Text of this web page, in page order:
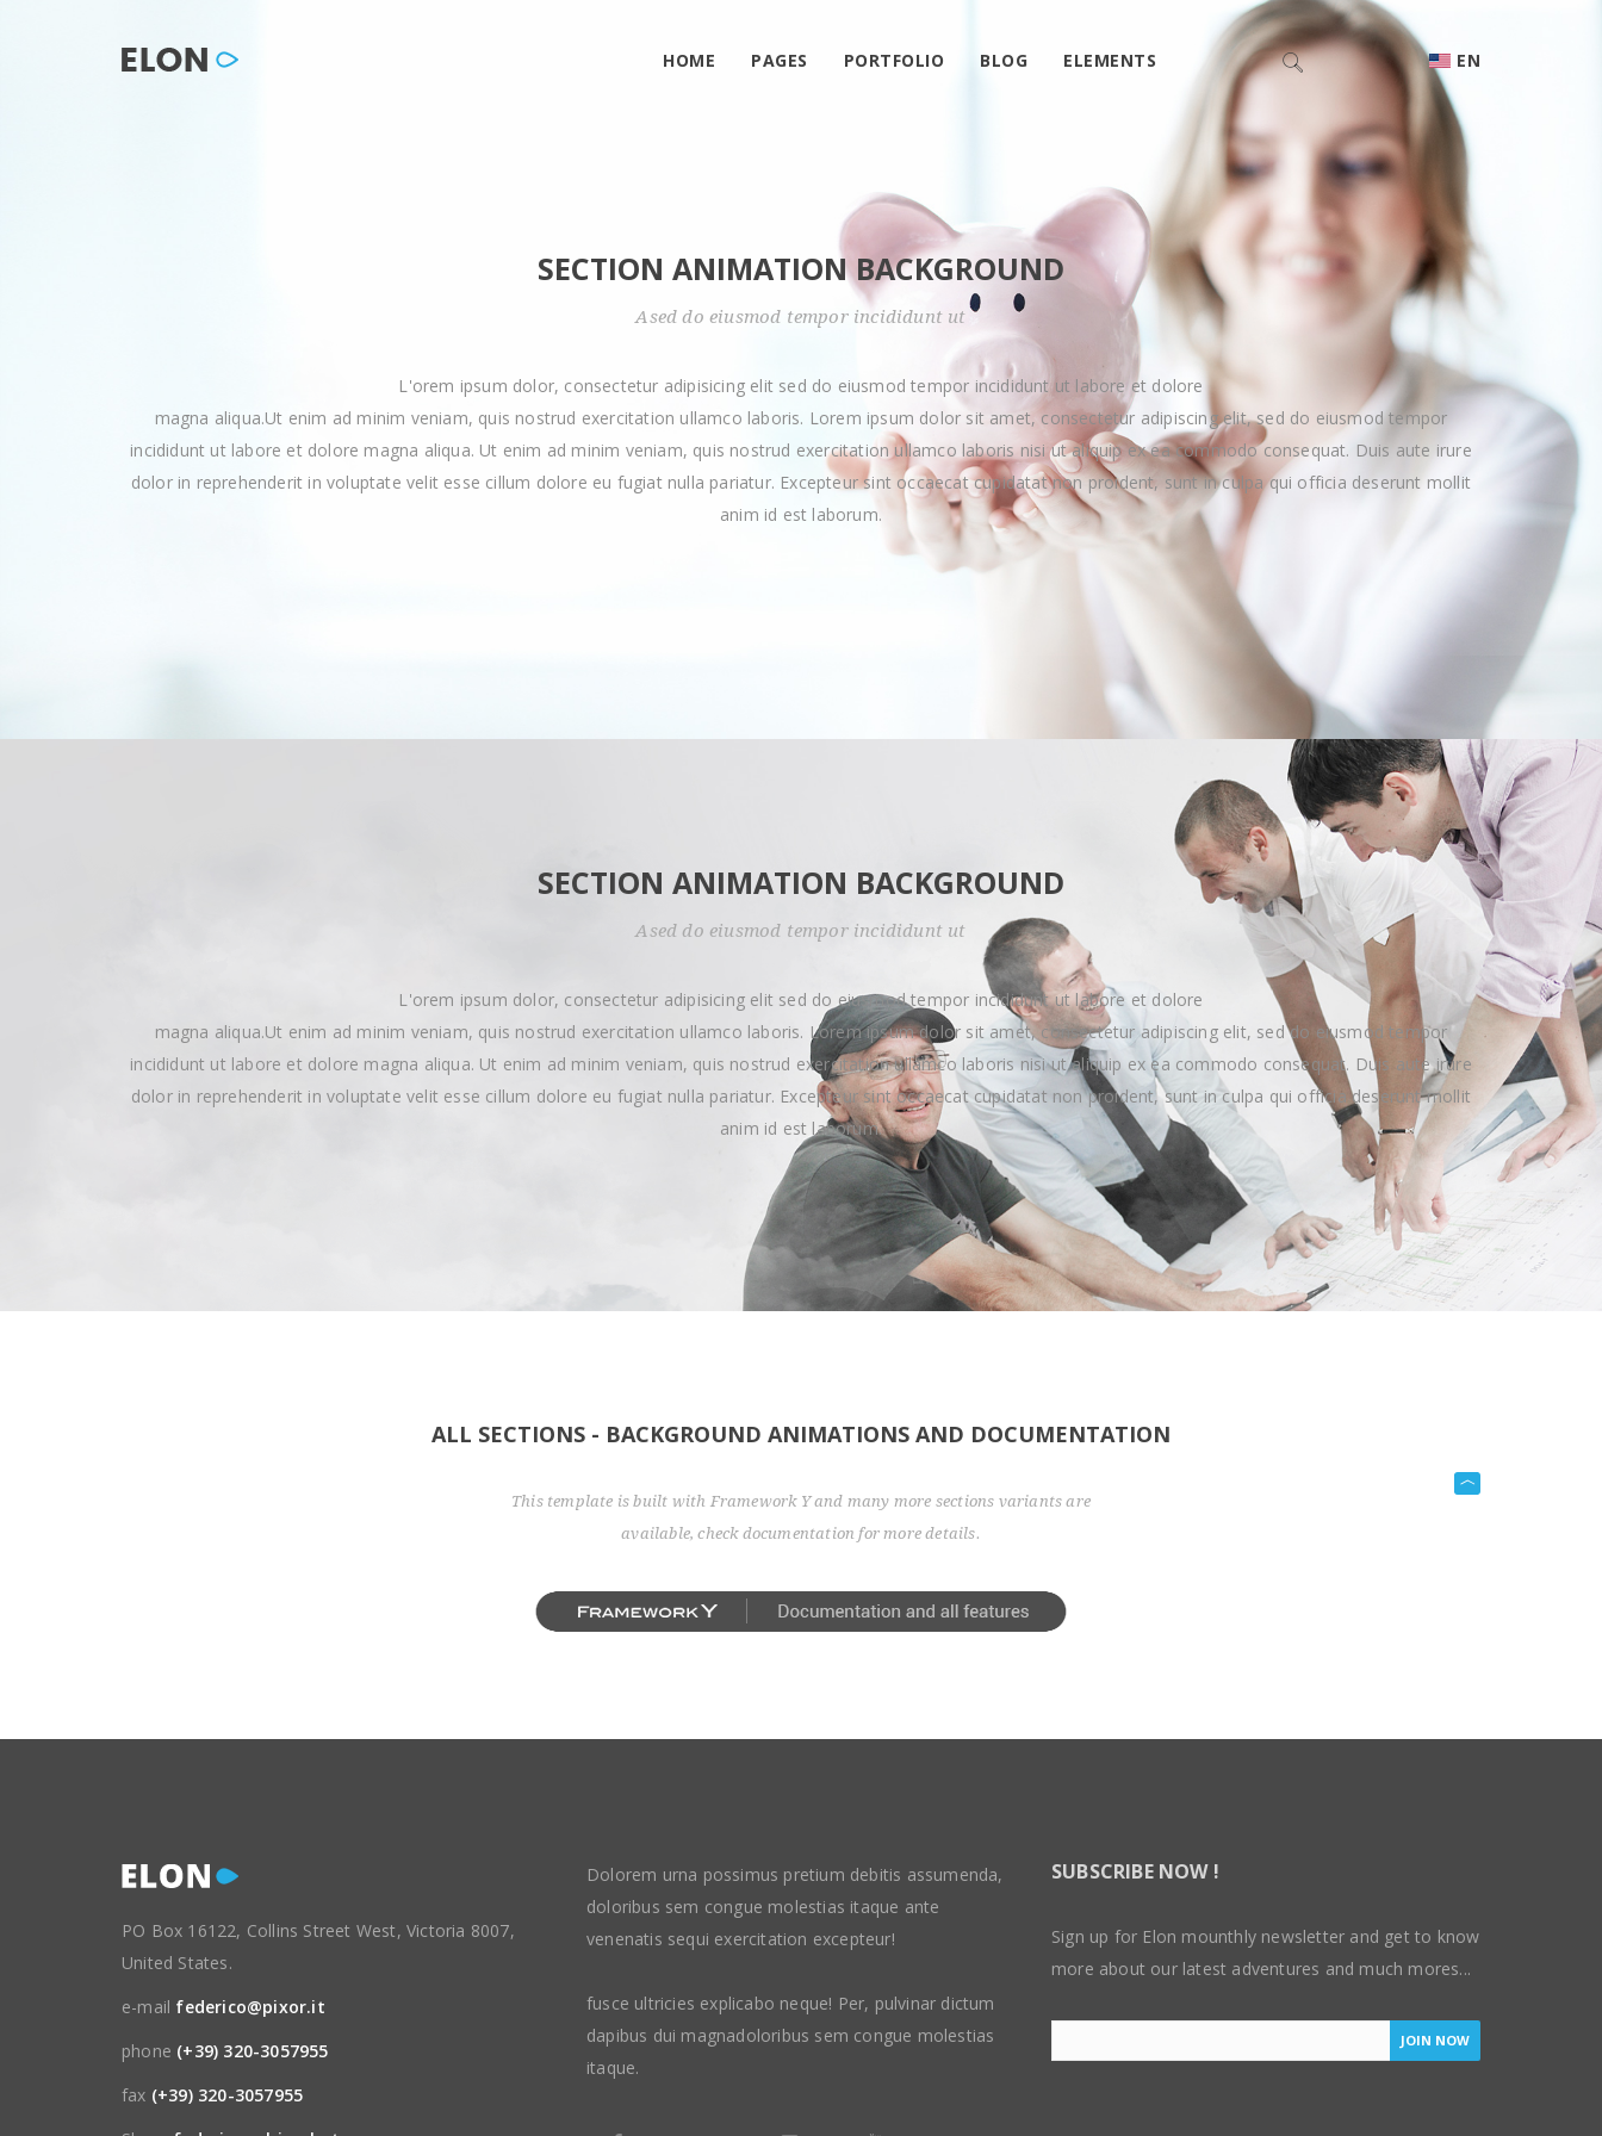
HOME PAGES PORTFOLIO BLOG ELEMENTS EN
SECTION ANIMATION BACKGROUND
Ased do eiusmod tempor incididunt ut
L'orem ipsum dolor, consectetur adipisicing elit sed do eiusmod tempor incididunt ut labore et dolore
magna aliqua.Ut enim ad minim veniam, quis nostrud exercitation ullamco laboris. Lorem ipsum dolor sit amet, consectetur adipiscing elit, sed do eiusmod tempor
incididunt ut labore et dolore magna aliqua. Ut enim ad minim veniam, quis nostrud exercitation ullamco laboris nisi ut aliquip ex ea commodo consequat. Duis aute irure
dolor in reprehenderit in voluptate velit esse cillum dolore eu fugiat nulla pariatur. Excepteur sint occaecat cupidatat non proident, sunt in culpa qui officia deserunt mollit
anim id est laborum.
SECTION ANIMATION BACKGROUND
Ased do eiusmod tempor incididunt ut
L'orem ipsum dolor, consectetur adipisicing elit sed do eiusmod tempor incididunt ut labore et dolore
magna aliqua.Ut enim ad minim veniam, quis nostrud exercitation ullamco laboris. Lorem ipsum dolor sit amet, consectetur adipiscing elit, sed do eiusmod tempor
incididunt ut labore et dolore magna aliqua. Ut enim ad minim veniam, quis nostrud exercitation ullamco laboris nisi ut aliquip ex ea commodo consequat. Duis aute irure
dolor in reprehenderit in voluptate velit esse cillum dolore eu fugiat nulla pariatur. Excepteur sint occaecat cupidatat non proident, sunt in culpa qui officia deserunt mollit
anim id est laborum.
ALL SECTIONS - BACKGROUND ANIMATIONS AND DOCUMENTATION
This template is built with Framework Y and many more sections variants are
available, check documentation for more details.
PO Box 16122, Collins Street West, Victoria 8007,
United States.
e-mail federico@pixor.it
phone (+39) 320-3057955
fax (+39) 320-3057955
Dolorem urna possimus pretium debitis assumenda,
doloribus sem congue molestias itaque ante
venenatis sequi exercitation excepteur!
fusce ultricies explicabo neque! Per, pulvinar dictum
dapibus dui magnadoloribus sem congue molestias
itaque.
SUBSCRIBE NOW !
Sign up for Elon mounthly newsletter and get to know
more about our latest adventures and much mores...
JOIN NOW